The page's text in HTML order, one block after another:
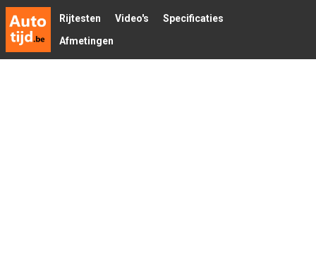
Rijtesten Video's
Specificaties
Afmetingen